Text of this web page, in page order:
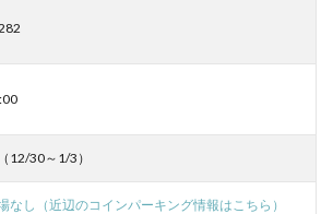
12/30～1/3）
なし（近辺のコインパーキング情報はこちら）